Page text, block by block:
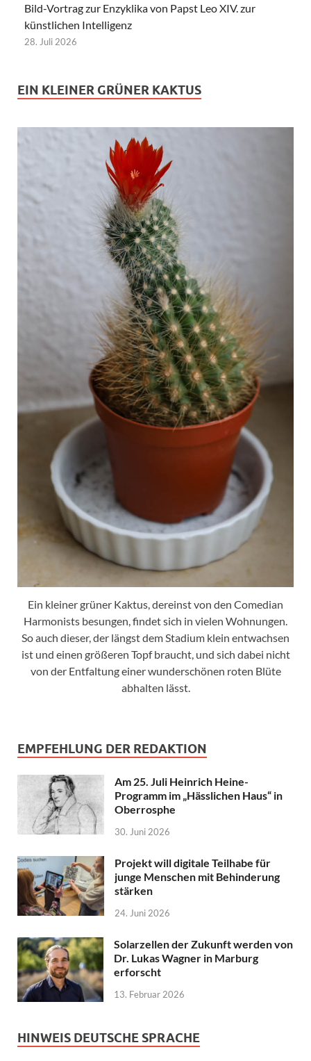
Bild-Vortrag zur Enzyklika von Papst Leo XIV. zur
künstlichen Intelligenz
28. Juli 2026
EIN KLEINER GRÜNER KAKTUS
Ein kleiner grüner Kaktus, dereinst von den Comedian
Harmonists besungen, findet sich in vielen Wohnungen.
So auch dieser, der längst dem Stadium klein entwachsen
ist und einen größeren Topf braucht, und sich dabei nicht
von der Entfaltung einer wunderschönen roten Blüte
abhalten lässt.
EMPFEHLUNG DER REDAKTION
Am 25. Juli Heinrich Heine-
Programm im „Hässlichen Haus“ in
Oberrosphe
30. Juni 2026
Projekt will digitale Teilhabe für
junge Menschen mit Behinderung
stärken
24. Juni 2026
Solarzellen der Zukunft werden von
Dr. Lukas Wagner in Marburg
erforscht
13. Februar 2026
HINWEIS DEUTSCHE SPRACHE